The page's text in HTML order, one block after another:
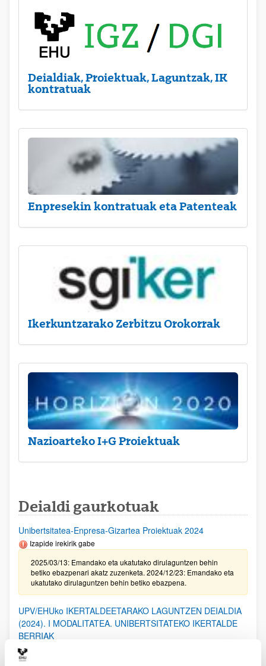
Deialdiak, Proiektuak, Laguntzak, IK
kontratuak
Enpresekin kontratuak eta Patenteak
Ikerkuntzarako Zerbitzu Orokorrak
Nazioarteko I+G Proiektuak
Deialdi gaurkotuak
Unibertsitatea-Enpresa-Gizartea Proiektuak 2024
Izapide irekirik gabe
2025/03/13: Emandako eta ukatutako dirulaguntzen behin
betiko ebazpenari akatz zuzenketa. 2024/12/23: Emandako eta
ukatutako dirulaguntzen behin betiko ebazpena.
UPV/EHUko IKERTALDEETARAKO LAGUNTZEN DEIALDIA
(2024). I MODALITATEA. UNIBERTSITATEKO IKERTALDE
BERRIAK